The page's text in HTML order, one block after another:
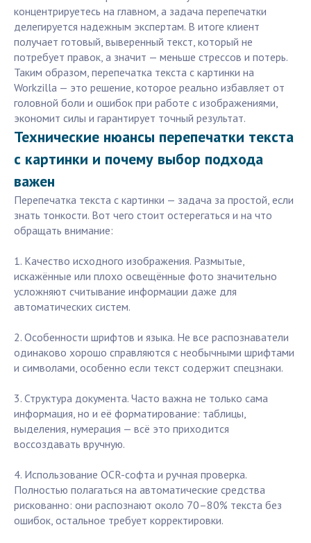
концентрируетесь на главном, а задача перепечатки
делегируется надежным экспертам. В итоге клиент
получает готовый, выверенный текст, который не
потребует правок, а значит — меньше стрессов и потерь.
Таким образом, перепечатка текста с картинки на
Workzilla — это решение, которое реально избавляет от
головной боли и ошибок при работе с изображениями,
экономит силы и гарантирует точный результат.
Технические нюансы перепечатки текста
с картинки и почему выбор подхода
важен
Перепечатка текста с картинки — задача за простой, если
знать тонкости. Вот чего стоит остерегаться и на что
обращать внимание:
1. Качество исходного изображения. Размытые,
искажённые или плохо освещённые фото значительно
усложняют считывание информации даже для
автоматических систем.
2. Особенности шрифтов и языка. Не все распознаватели
одинаково хорошо справляются с необычными шрифтами
и символами, особенно если текст содержит спецзнаки.
3. Структура документа. Часто важна не только сама
информация, но и её форматирование: таблицы,
выделения, нумерация — всё это приходится
воссоздавать вручную.
4. Использование OCR-софта и ручная проверка.
Полностью полагаться на автоматические средства
рискованно: они распознают около 70–80% текста без
ошибок, остальное требует корректировки.